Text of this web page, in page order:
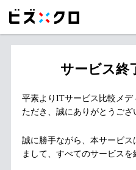
サービス終
平素よりITサービス比較メ
ただき、誠にありがとうござ
誠に勝手ながら、本サービス
まして、すべてのサービスを